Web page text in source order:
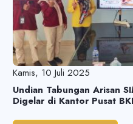
Kamis, 10 Juli 2025
Undian Tabungan Arisan
Digelar di Kantor Pusat